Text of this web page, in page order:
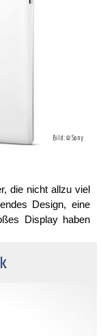
Bild: © Sony
die nicht allzu viel
Design, eine
Display haben